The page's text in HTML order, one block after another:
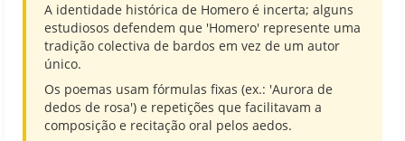
A identidade histórica de Homero é incerta; alguns
estudiosos defendem que 'Homero' represente uma
tradição colectiva de bardos em vez de um autor
único.
Os poemas usam fórmulas fixas (ex.: 'Aurora de
dedos de rosa') e repetições que facilitavam a
composição e recitação oral pelos aedos.